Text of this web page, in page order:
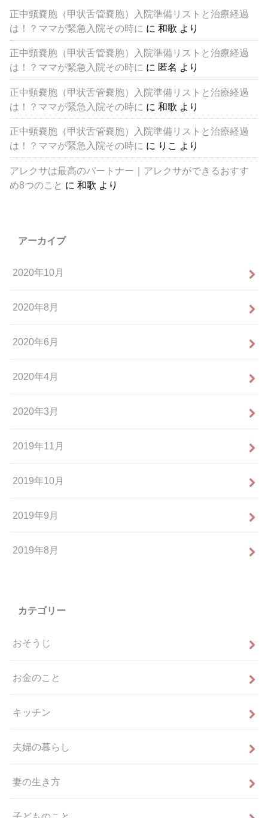
正中頸嚢胞（甲状舌管嚢胞）入院準備リストと治療経過
は！？ママが緊急入院その時に に和歌 より
正中頸嚢胞（甲状舌管嚢胞）入院準備リストと治療経過
は！？ママが緊急入院その時に に 匿名 より
正中頸嚢胞（甲状舌管嚢胞）入院準備リストと治療経過
は！？ママが緊急入院その時に に和歌 より
正中頸嚢胞（甲状舌管嚢胞）入院準備リストと治療経過
は！？ママが緊急入院その時に に りこ より
アレクサは最高のパートナー｜アレクサができるおすす
め8つのこと に和歌 より
アーカイブ
2020年10月
2020年8月
2020年6月
2020年4月
2020年3月
2019年11月
2019年10月
2019年9月
2019年8月
カテゴリー
おそうじ
お金のこと
キッチン
夫婦の暮らし
妻の生き方